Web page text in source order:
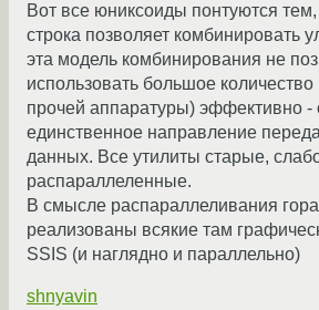
Вот все юниксоиды понтуются
строка позволяет комбинировать
эта модель комбинирования не
использовать большое
прочей аппаратуры) эффективно -
единственное направление
данных. Все утилиты старые,
распараллеленные.
В смысле распараллеливания
реализованы всякие там
SSIS (и наглядно и параллельно)
shnyavin